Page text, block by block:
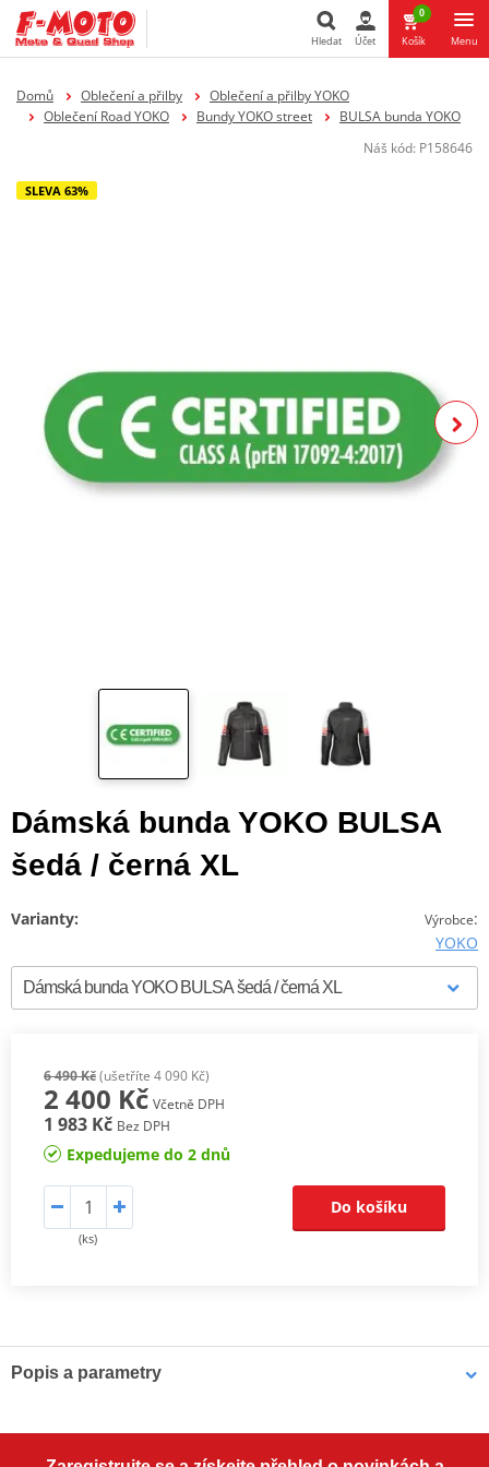
Hledat Účet
0
Košík Menu
Domů Oblečení a přilby
Oblečení a přilby YOKO
Oblečení Road YOKO
Bundy YOKO street
BULSA bunda YOKO
Náš kód: P158646
SLEVA 63%
Dámská bunda YOKO BULSA
šedá / černá XL
Výrobce:
YOKO
Varianty:
6 490 Kč(ušetříte 4 090 Kč)
2 400 Kč Včetně DPH
1 983 Kč Bez DPH
Expedujeme do 2 dnů
(ks)
Do košíku
Popis a parametry
střihem a stylový designem. Je vyrobena z (CE) certifikovaného
pohodlného a pevného materiálu Hydropol 600. Bunda má